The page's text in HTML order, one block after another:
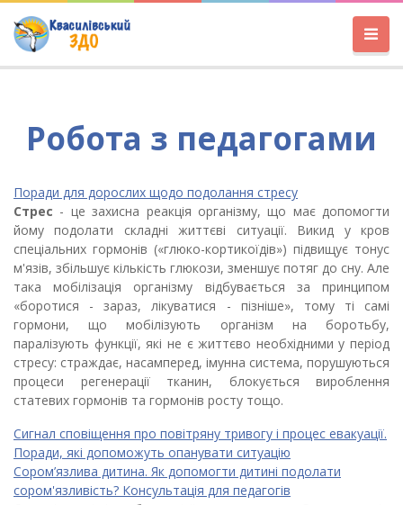
Робота з педагогами
Поради для дорослих щодо подолання стресу
Стрес - це захисна реак­ція організму, що має допо­могти
йому подолати складні життєві ситуації. Викид у кров
спеціальних гормонів («глюко-кортикоїдів») підвищує тонус
м'язів, збільшує кількість глю­кози, зменшує потяг до сну. Але
така мобілізація організму відбу­вається за принципом
«бороти­ся - зараз, лікуватися - пізні­ше», тому ті самі
гормони, що мобілізують організм на бороть­бу,
паралізують функції, які не є життєво необхідними у період
стресу: страждає, насамперед, імунна систе­ма, порушуються
процеси регенерації тканин, блокується вироблення
статевих гормонів та гормонів росту тощо.
Сигнал сповіщення про повітряну тривогу і процес евакуації.
Поради, які допоможуть опанувати ситуацію
Сором’язлива дитина. Як допомогти дитині подолати
сором'язливість? Консультація для педагогів